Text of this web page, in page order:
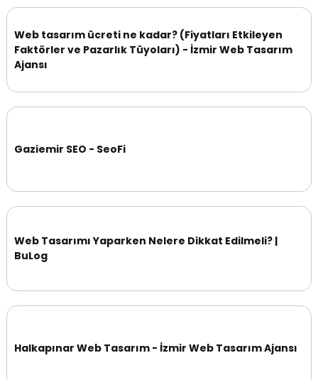
Web tasarım ücreti ne kadar? (Fiyatları Etkileyen
Faktörler ve Pazarlık Tüyoları) - İzmir Web Tasarım
Ajansı
Gaziemir SEO - SeoFi
Web Tasarımı Yaparken Nelere Dikkat Edilmeli? |
BuLog
Halkapınar Web Tasarım - İzmir Web Tasarım Ajansı